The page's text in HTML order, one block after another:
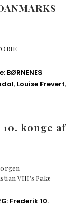
HISTORIE
BØRNENES
, Louise Frevert,
10. konge af
VIII’s Palæ
Frederik 10.